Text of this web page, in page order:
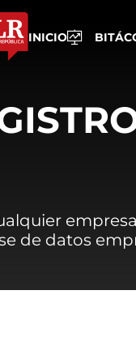
INICIO
de datos